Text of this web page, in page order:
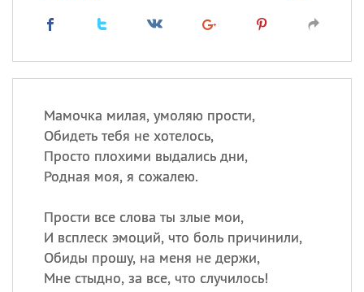
Мамочка милая, умоляю прости,
Обидеть тебя не хотелось,
Просто плохими выдались дни,
Родная моя, я сожалею.
Прости все слова ты злые мои,
И всплеск эмоций, что боль причинили,
Обиды прошу, на меня не держи,
Мне стыдно, за все, что случилось!